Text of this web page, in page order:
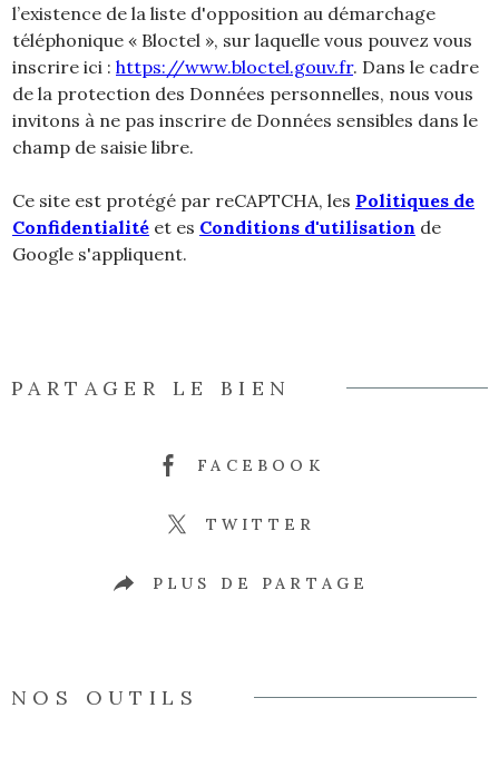
l’existence de la liste d'opposition au démarchage
téléphonique « Bloctel », sur laquelle vous pouvez vous
inscrire ici : https://www.bloctel.gouv.fr. Dans le cadre
de la protection des Données personnelles, nous vous
invitons à ne pas inscrire de Données sensibles dans le
champ de saisie libre.
Ce site est protégé par reCAPTCHA, les Politiques de
Confidentialité et es Conditions d'utilisation de
Google s'appliquent.
PARTAGER LE BIEN
FACEBOOK
TWITTER
PLUS DE PARTAGE
NOS OUTILS